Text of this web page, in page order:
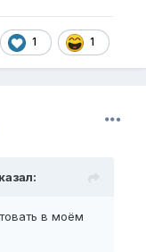
1 1
в моём